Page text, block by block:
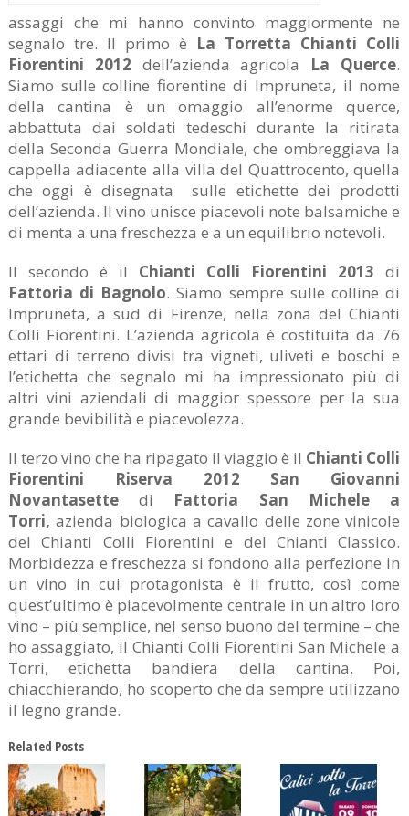
assaggi che mi hanno convinto maggiormente ne
segnalo tre. Il primo è La Torretta Chianti Colli
Fiorentini 2012 dell’azienda agricola La Querce.
Siamo sulle colline fiorentine di Impruneta, il nome
della cantina è un omaggio all’enorme querce,
abbattuta dai soldati tedeschi durante la ritirata
della Seconda Guerra Mondiale, che ombreggiava la
cappella adiacente alla villa del Quattrocento, quella
che oggi è disegnata sulle etichette dei prodotti
dell’azienda. Il vino unisce piacevoli note balsamiche e
di menta a una freschezza e a un equilibrio notevoli.
Il secondo è il Chianti Colli Fiorentini 2013 di
Fattoria di Bagnolo. Siamo sempre sulle colline di
Impruneta, a sud di Firenze, nella zona del Chianti
Colli Fiorentini. L’azienda agricola è costituita da 76
ettari di terreno divisi tra vigneti, uliveti e boschi e
l’etichetta che segnalo mi ha impressionato più di
altri vini aziendali di maggior spessore per la sua
grande bevibilità e piacevolezza.
Il terzo vino che ha ripagato il viaggio è il Chianti Colli
Fiorentini Riserva 2012 San Giovanni
Novantasettedi Fattoria San Michele a
Torri, azienda biologica a cavallo delle zone vinicole
del Chianti Colli Fiorentini e del Chianti Classico.
Morbidezza e freschezza si fondono alla perfezione in
un vino in cui protagonista è il frutto, così come
quest’ultimo è piacevolmente centrale in un altro loro
vino – più semplice, nel senso buono del termine – che
ho assaggiato, il Chianti Colli Fiorentini San Michele a
Torri, etichetta bandiera della cantina. Poi,
chiacchierando, ho scoperto che da sempre utilizzano
il legno grande.
Related Posts